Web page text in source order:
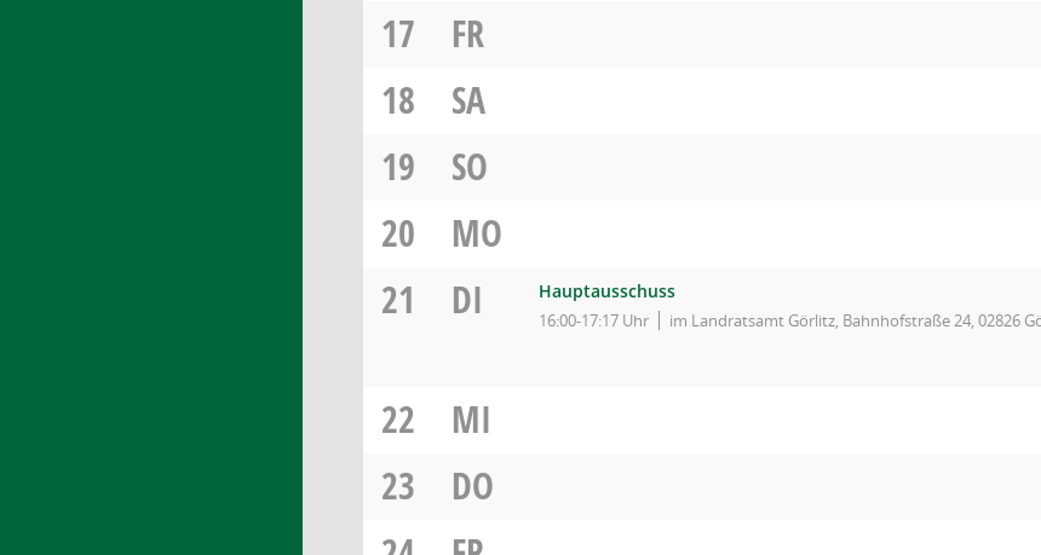
17
FR
18
SA
19
SO
20
MO
21
DI Hauptausschuss
16:00-17:17 Uhr im Landratsamt Görlitz, Bahnhofstraße 24, 02826
22
MI
23
DO